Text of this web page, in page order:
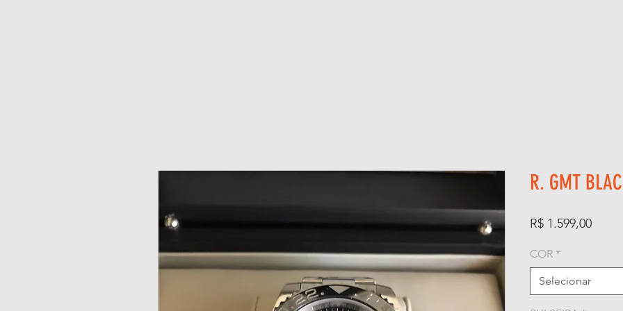
R. GMT
R$ 1.599,00Preço
COR *
Selecionar